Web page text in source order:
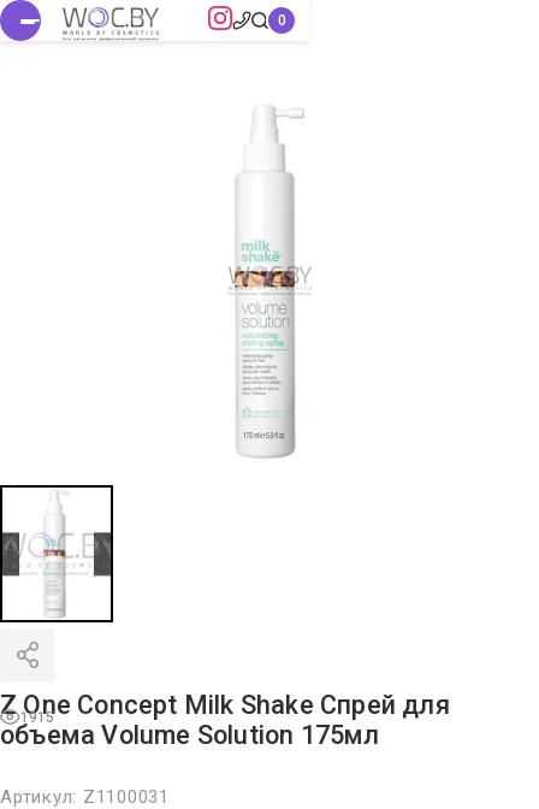
1915
Z One Concept Milk Shake Спрей для
объема Volume Solution 175мл
Артикул: Z1100031